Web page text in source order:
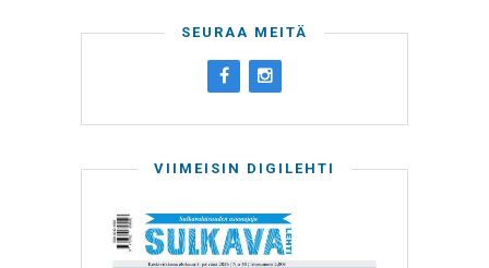
SEURAA MEITÄ
VIIMEISIN DIGILEHTI